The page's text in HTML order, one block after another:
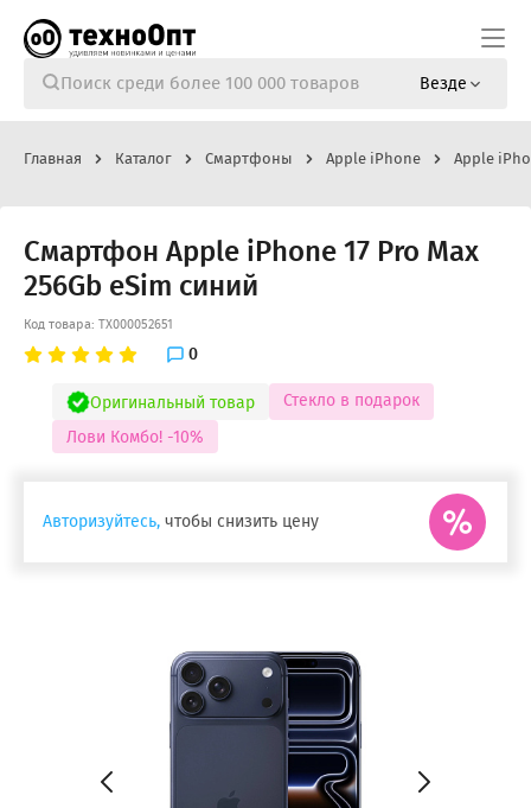
Везде
Главная Каталог Смартфоны Apple iPhone Apple
Смартфон Apple iPhone 17 Pro Max
256Gb eSim синий
Код товара: ТХ000052651
0
Оригинальный товар
Стекло в подарок
Лови Комбо! -10%
Авторизуйтесь, чтобы снизить цену